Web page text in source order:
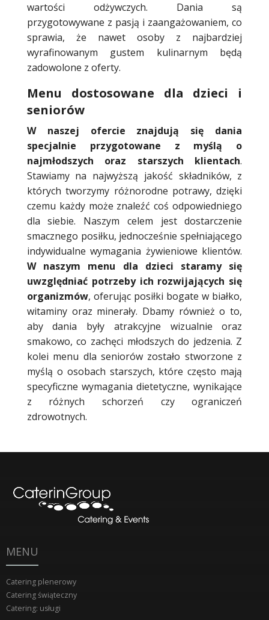
wartości odżywczych. Dania są
przygotowywane z pasją i zaangażowaniem, co
sprawia, że nawet osoby z najbardziej
wyrafinowanym gustem kulinarnym będą
zadowolone z oferty.
Menu dostosowane dla dzieci i
seniorów
W naszej ofercie znajdują się dania
specjalnie przygotowane z myślą o
najmłodszych oraz starszych klientach.
Stawiamy na najwyższą jakość składników, z
których tworzymy różnorodne potrawy, dzięki
czemu każdy może znaleźć coś odpowiedniego
dla siebie. Naszym celem jest dostarczenie
smacznego posiłku, jednocześnie spełniającego
indywidualne wymagania żywieniowe klientów.
W naszym menu dla dzieci staramy się
uwzględniać potrzeby ich rozwijających się
organizmów, oferując posiłki bogate w białko,
witaminy oraz minerały. Dbamy również o to,
aby dania były atrakcyjne wizualnie oraz
smakowo, co zachęci młodszych do jedzenia. Z
kolei menu dla seniorów zostało stworzone z
myślą o osobach starszych, które często mają
specyficzne wymagania dietetyczne, wynikające
z różnych schorzeń czy ograniczeń
zdrowotnych.
MENU
Catering plenerowy
Catering świąteczny
Catering: usługi